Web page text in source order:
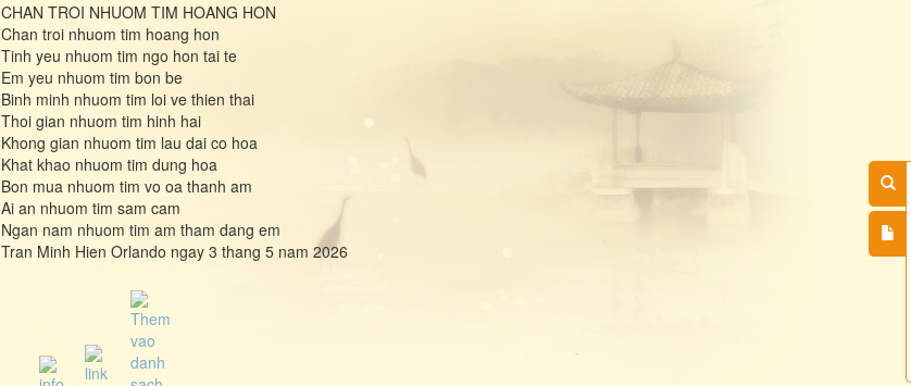
CHAN TROI NHUOM TIM HOANG HON
Chan troi nhuom tim hoang hon
Tinh yeu nhuom tim ngo hon tai te
Em yeu nhuom tim bon be
Binh minh nhuom tim loi ve thien thai
Thoi gian nhuom tim hinh hai
Khong gian nhuom tim lau dai co hoa
Khat khao nhuom tim dung hoa
Bon mua nhuom tim vo oa thanh am
Ai an nhuom tim sam cam
Ngan nam nhuom tim am tham dang em
Tran Minh Hien Orlando ngay 3 thang 5 nam 2026